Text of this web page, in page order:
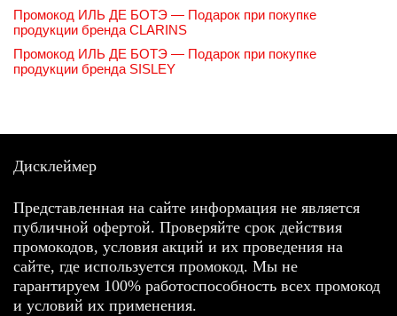
Промокод ИЛЬ ДЕ БОТЭ — Подарок при покупке
продукции бренда CLARINS
Промокод ИЛЬ ДЕ БОТЭ — Подарок при покупке
продукции бренда SISLEY
Дисклеймер
Представленная на сайте информация не является
публичной офертой. Проверяйте срок действия
промокодов, условия акций и их проведения на
сайте, где используется промокод. Мы не
гарантируем 100% работоспособность всех промокод
и условий их применения.